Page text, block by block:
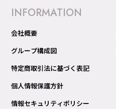
INFORMATION
会社概要
グループ構成図
特定商取引法に基づく表記
個人情報保護方針
情報セキュリティポリシー